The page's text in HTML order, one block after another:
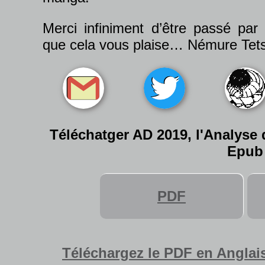
Merci infiniment d’être passé
que cela vous plaise… Némure
Téléchatger AD 2019,
Epub
PDF
Téléchargez le PDF en